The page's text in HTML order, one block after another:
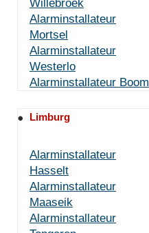
Willebroek
Alarminstallateur
Mortsel
Alarminstallateur
Westerlo
Alarminstallateur Boom
Limburg
Alarminstallateur
Hasselt
Alarminstallateur
Maaseik
Alarminstallateur